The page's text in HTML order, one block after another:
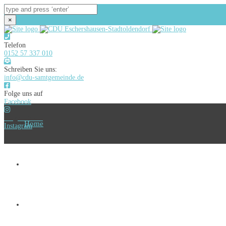
×
Telefon
0152 57 337 010
Schreiben Sie uns:
info@cdu-samtgemeinde.de
Folge uns auf
Facebook
InstagramHome